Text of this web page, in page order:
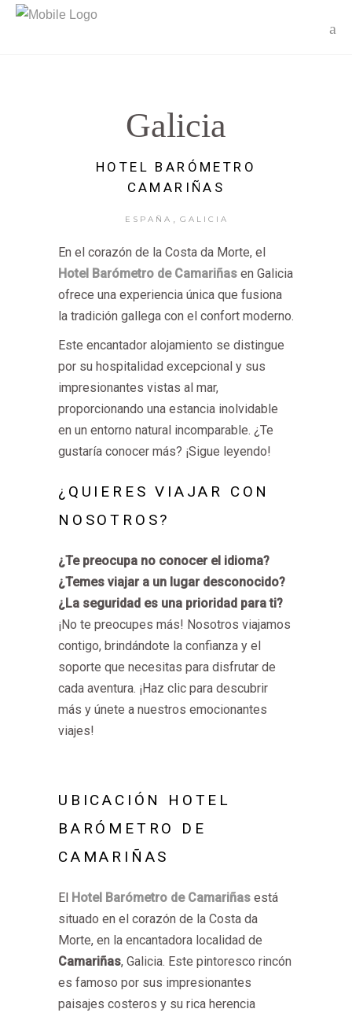
Galicia
HOTEL BARÓMETRO
CAMARIÑAS
ESPAÑA GALICIA
En el corazón de la Costa da Morte, el
Hotel Barómetro de Camariñas en Galicia
ofrece una experiencia única que fusiona
la tradición gallega con el confort moderno.
Este encantador alojamiento se distingue
por su hospitalidad excepcional y sus
impresionantes vistas al mar,
proporcionando una estancia inolvidable
en un entorno natural incomparable. ¿Te
gustaría conocer más? ¡Sigue leyendo!
¿QUIERES VIAJAR CON
NOSOTROS?
¿Te preocupa no conocer el idioma?
¿Temes viajar a un lugar desconocido?
¿La seguridad es una prioridad para ti?
¡No te preocupes más! Nosotros viajamos
contigo, brindándote la confianza y el
soporte que necesitas para disfrutar de
cada aventura. ¡Haz clic para descubrir
más y únete a nuestros emocionantes
viajes!
UBICACIÓN HOTEL
BARÓMETRO DE
CAMARIÑAS
El Hotel Barómetro de Camariñas está
situado en el corazón de la Costa da
Morte, en la encantadora localidad de
Camariñas, Galicia. Este pintoresco rincón
es famoso por sus impresionantes
paisajes costeros y su rica herencia